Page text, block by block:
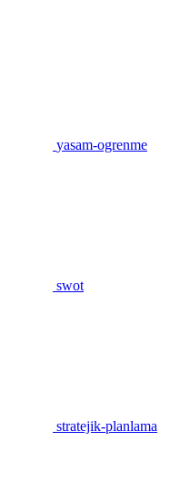
yasam-ogrenme
swot
stratejik-planlama